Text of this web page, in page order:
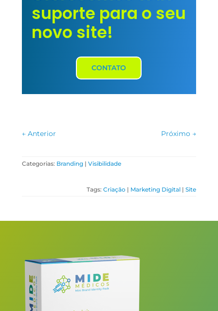
suporte para o seu
novo site!
CONTATO
← Anterior Próximo →
Categorias: Branding| Visibilidade
Tags:Criação | Marketing Digital |Site